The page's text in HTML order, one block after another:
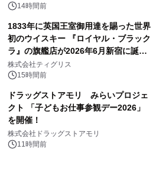
ぐっと豊かに
14時間前
1833年に英国王室御用達を賜った世界
初のウイスキー 『ロイヤル・ブラック
ラ』の旗艦店が2026年6月新宿に誕
生 バカルディ ジャパンと連携した
没入型バー「BAR Arca」
株式会社ティグリス
15時間前
ドラッグストアモリ みらいプロジェ
クト 「子どもお仕事参観デー2026」
を開催！
株式会社ドラッグストアモリ
11時間前